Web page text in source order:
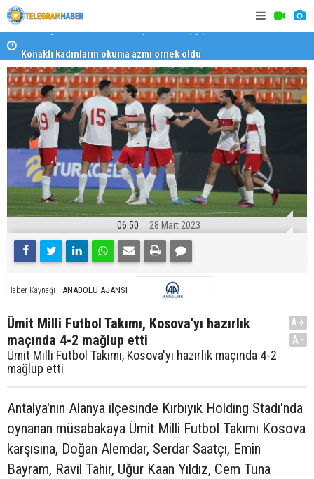
06:50 28 Mart 2023
Haber Kaynağı ANADOLU AJANSI
Ümit Milli Futbol Takımı, Kosova'yı hazırlık
maçında 4-2 mağlup etti
Ümit Milli Futbol Takımı, Kosova'yı hazırlık maçında 4-2
mağlup etti
A+
A-
Antalya'nın Alanya ilçesinde Kırbıyık Holding Stadı'nda
oynanan müsabakaya Ümit Milli Futbol Takımı Kosova
karşısına, Doğan Alemdar, Serdar Saatçı, Emin
Bayram, Ravil Tahir, Uğur Kaan Yıldız, Cem Tuna